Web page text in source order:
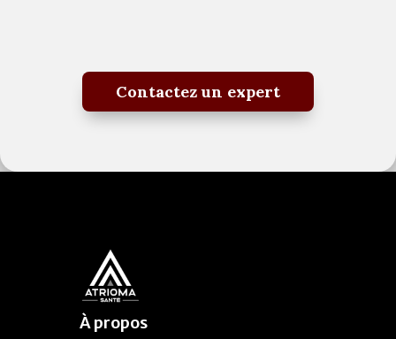
Contactez un expert
À propos